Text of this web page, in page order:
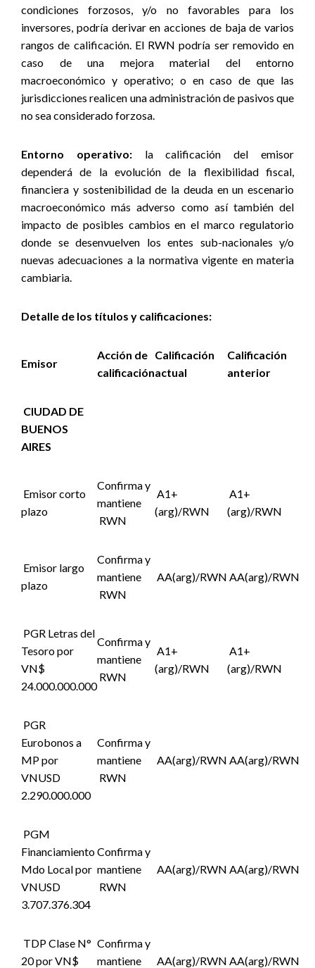
condiciones forzosos, y/o no favorables para los
inversores, podría derivar en acciones de baja de varios
rangos de calificación. El RWN podría ser removido en
caso de una mejora material del entorno
macroeconómico y operativo; o en caso de que las
jurisdicciones realicen una administración de pasivos que
no sea considerado forzosa.
Entorno operativo:la calificación del emisor
dependerá de la evolución de la flexibilidad fiscal,
financiera y sostenibilidad de la deuda en un escenario
macroeconómico más adverso como así también del
impacto de posibles cambios en el marco regulatorio
donde se desenvuelven los entes sub-nacionales y/o
nuevas adecuaciones a la normativa vigente en materia
cambiaria.
Detalle de los títulos y calificaciones:
Emisor
Acción de
calificación
Calificación
actual
Calificación
anterior
CIUDAD DE
BUENOS
AIRES
Emisor corto
plazo
Confirma y
mantiene
RWN
A1+
(arg)/RWN
A1+
(arg)/RWN
Emisor largo
plazo
Confirma y
mantiene
RWN
AA(arg)/RWN AA(arg)/RWN
PGR Letras del
Tesoro por
VN$
24.000.000.000
Confirma y
mantiene
RWN
A1+
(arg)/RWN
A1+
(arg)/RWN
PGR
Eurobonos a
MP por
VNUSD
2.290.000.000
Confirma y
mantiene
RWN
AA(arg)/RWN AA(arg)/RWN
PGM
Financiamiento
Mdo Local por
VNUSD
3.707.376.304
Confirma y
mantiene
RWN
AA(arg)/RWN AA(arg)/RWN
TDP Clase N°
20 por VN$
Confirma y
mantiene
AA(arg)/RWN AA(arg)/RWN